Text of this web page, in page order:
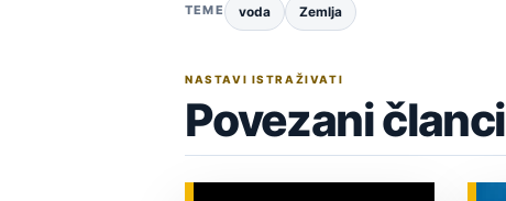
TEME voda Zemlja
NASTAVI ISTRAŽIVATI
Povezani članci